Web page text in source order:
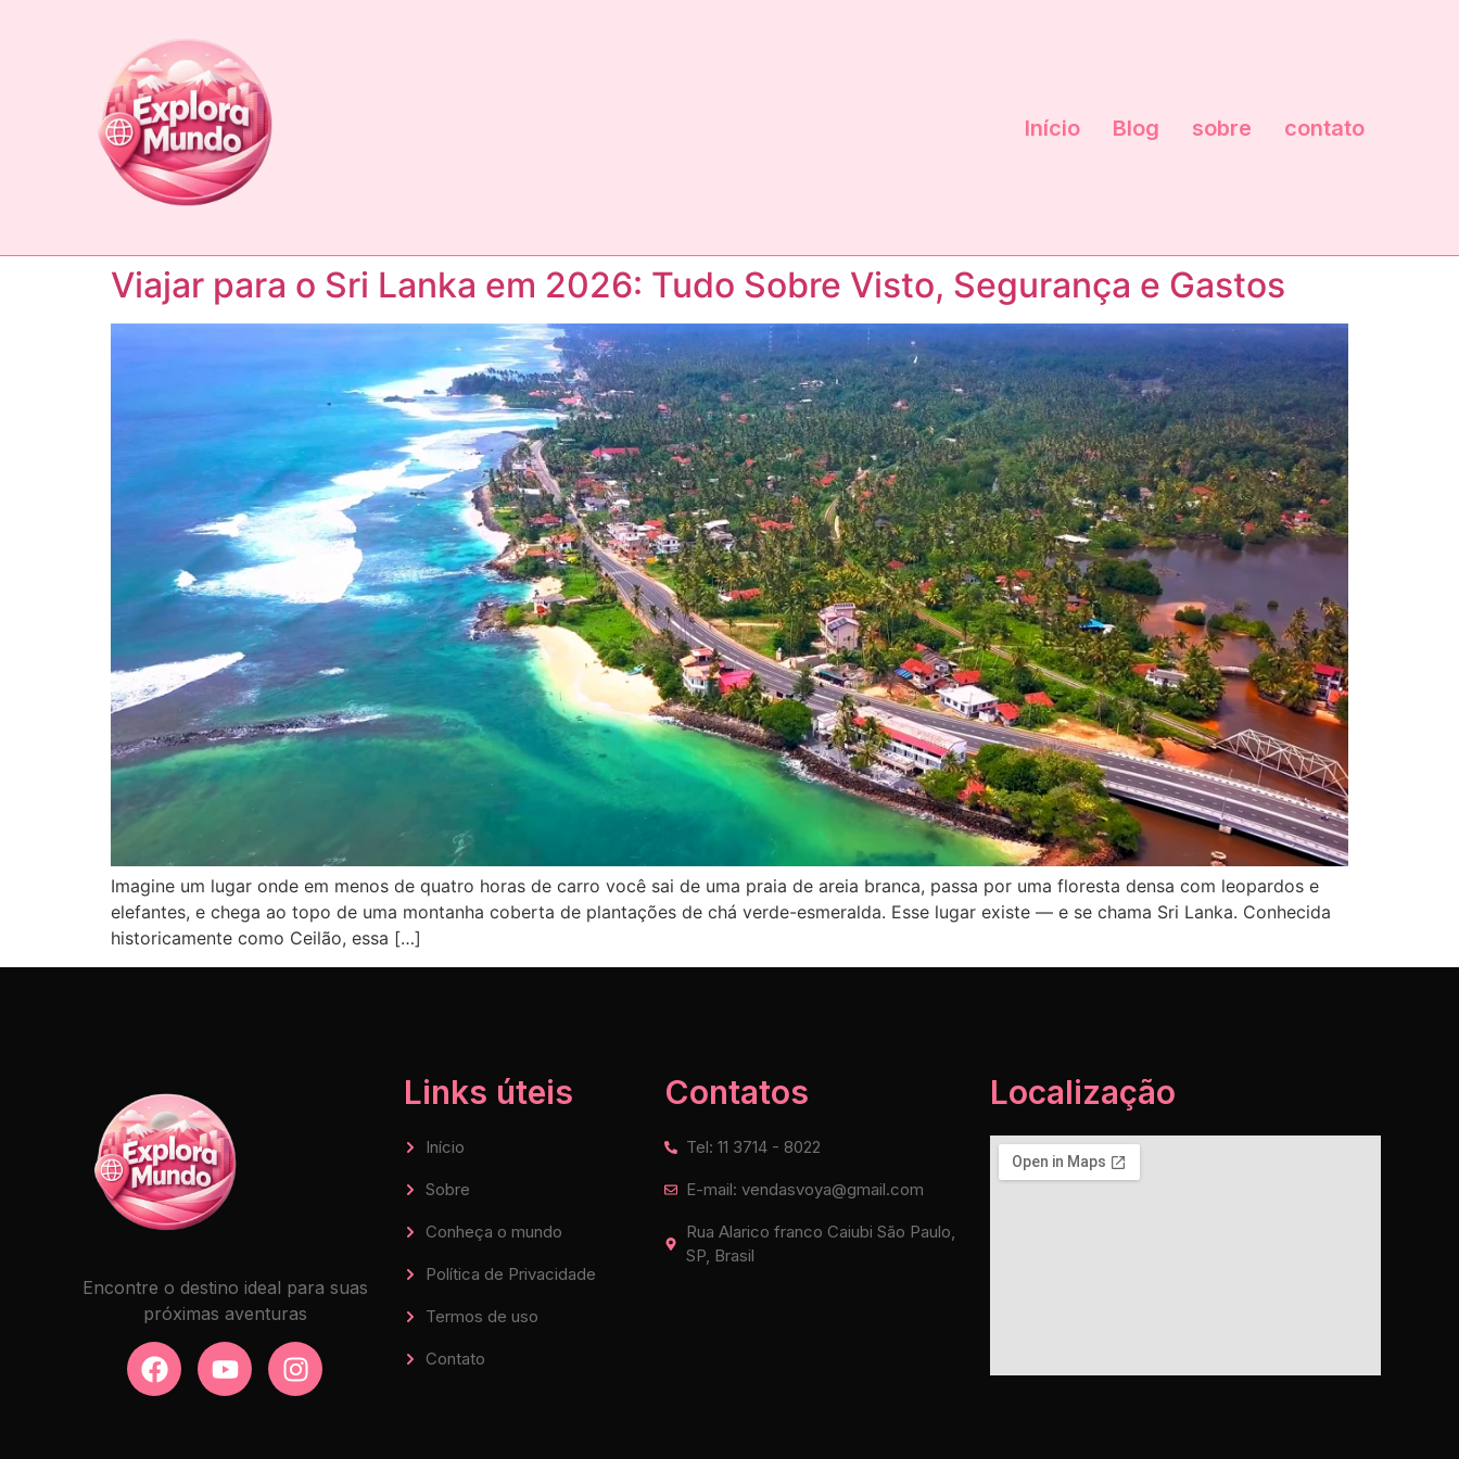
Início Blog sobre contato
Viajar para o Sri Lanka em 2026: Tudo Sobre Visto, Segurança e Gastos
Imagine um lugar onde em menos de quatro horas de carro você sai de uma praia de areia branca, passa por uma floresta densa com leopardos e
elefantes, e chega ao topo de uma montanha coberta de plantações de chá verde-esmeralda. Esse lugar existe — e se chama Sri Lanka. Conhecida
historicamente como Ceilão, essa […]
Encontre o destino ideal para suas
próximas aventuras
Links úteis
Início
Sobre
Conheça o mundo
Política de Privacidade
Termos de uso
Contato
Contatos
Tel: 11 3714 - 8022
E-mail: vendasvoya@gmail.com
Rua Alarico franco Caiubi São Paulo,
SP, Brasil
Localização